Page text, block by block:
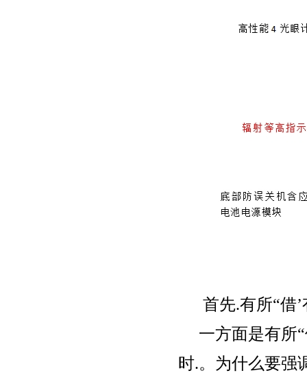
首先.有所“借’
一方面是有所“
时.。为什么要强